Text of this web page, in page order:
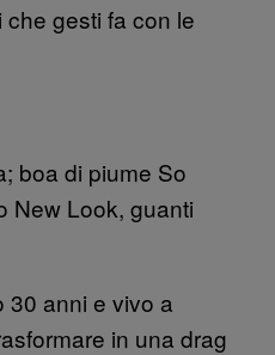
che gesti fa con le
boa di piume So
New Look, guanti
30 anni e vivo a
in una drag